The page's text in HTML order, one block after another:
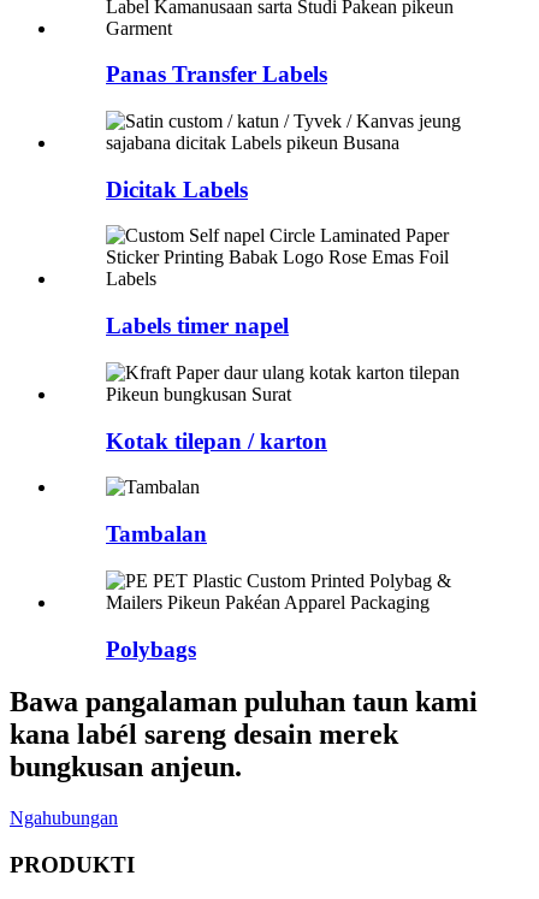
Panas Transfer Labels
Dicitak Labels
Labels timer napel
Kotak tilepan / karton
Tambalan
Polybags
Bawa pangalaman puluhan taun kami
kana labél sareng desain merek
bungkusan anjeun.
Ngahubungan
PRODUKTI